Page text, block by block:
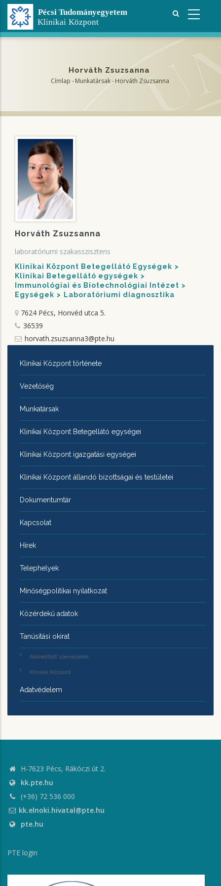
Ugrás
tartalomra
Horváth Zsuzsanna
Címlap - Munkatársak -Horváth Zsuzsanna
Horváth Zsuzsanna
laboratóriumi szakasszisztens
Klinikai Központ Betegellátó Egységek
Klinikai Betegellátó egységek
Immunológiai és Biotechnológiai Intézet
Egységek
Laboratóriumi diagnosztika
7624 Pécs, Honvéd utca 5.
36539
horvath.zsuzsanna3@pte.hu
KLINIKAI
KÖZPONTRÓL
Klinikai Központ története
Vezetőség
Munkatársak
Klinikai Központ Betegellátó egységei
Klinikai Központ igazgatási egységei
Klinikai Központ állandó bizottságai és testületei
Dokumentumtár
Kapcsolat
Hírek
Telephelyek
Minőségpolitikai nyilatkozat
Közérdekű adatok
Tanúsítási okirat
Akkreditált szervezetek
Klinikai Központ
Adatvédelem
H-7623 Pécs, Rákóczi út 2.
kk.pte.hu
(+36) 72 536 000
kk.elnoki.hivatal@pte.hu
pte.hu
PTE login